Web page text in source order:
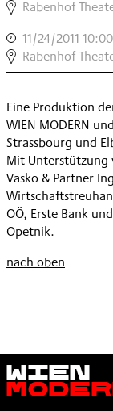
BARON
MÜNCHHAUSEN
,
Rabenhof
11/24/2011 10:00
BARON
MÜNCHHAUSEN
Rabenhof
Eine Produktion
WIEN MODERN
Strassbourg und
Mit Unterstützung
Vasko & Partner
OÖ, Erste Bank
Opetnik.
nach oben
Wien